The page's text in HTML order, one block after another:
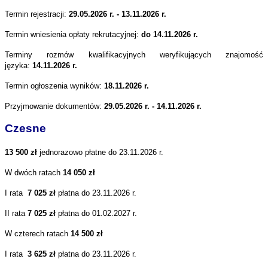
Termin rejestracji: 29.05.2026 r. - 13.11.2026 r.
Termin wniesienia opłaty rekrutacyjnej: do 14.11.2026 r.
Terminy rozmów kwalifikacyjnych weryfikujących znajomość
języka: 14.11.2026 r.
Termin ogłoszenia wyników: 18.11.2026 r.
Przyjmowanie dokumentów: 29.05.2026 r. - 14.11.2026 r.
Czesne
13 500 zł jednorazowo płatne do 23.11.2026 r.
W dwóch ratach 14 050 zł
I rata 7 025 zł płatna do 23.11.2026 r.
II rata 7 025 zł płatna do 01.02.2027 r.
W czterech ratach 14 500 zł
I rata 3 625 zł płatna do 23.11.2026 r.